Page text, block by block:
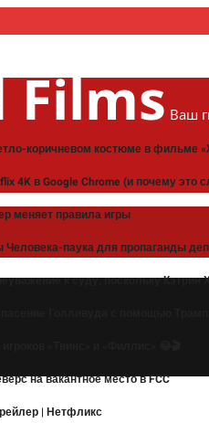
коричневом костюме в фильме
4K в Google Chrome (и почему это
меняет правила игры
паука для пропаганды
к суду, поскольку
Голливуда с помощью
«Твинс» и «Филлис» 😂🎬
на вакантное место в FCC
| Нетфликс
Films Ваш